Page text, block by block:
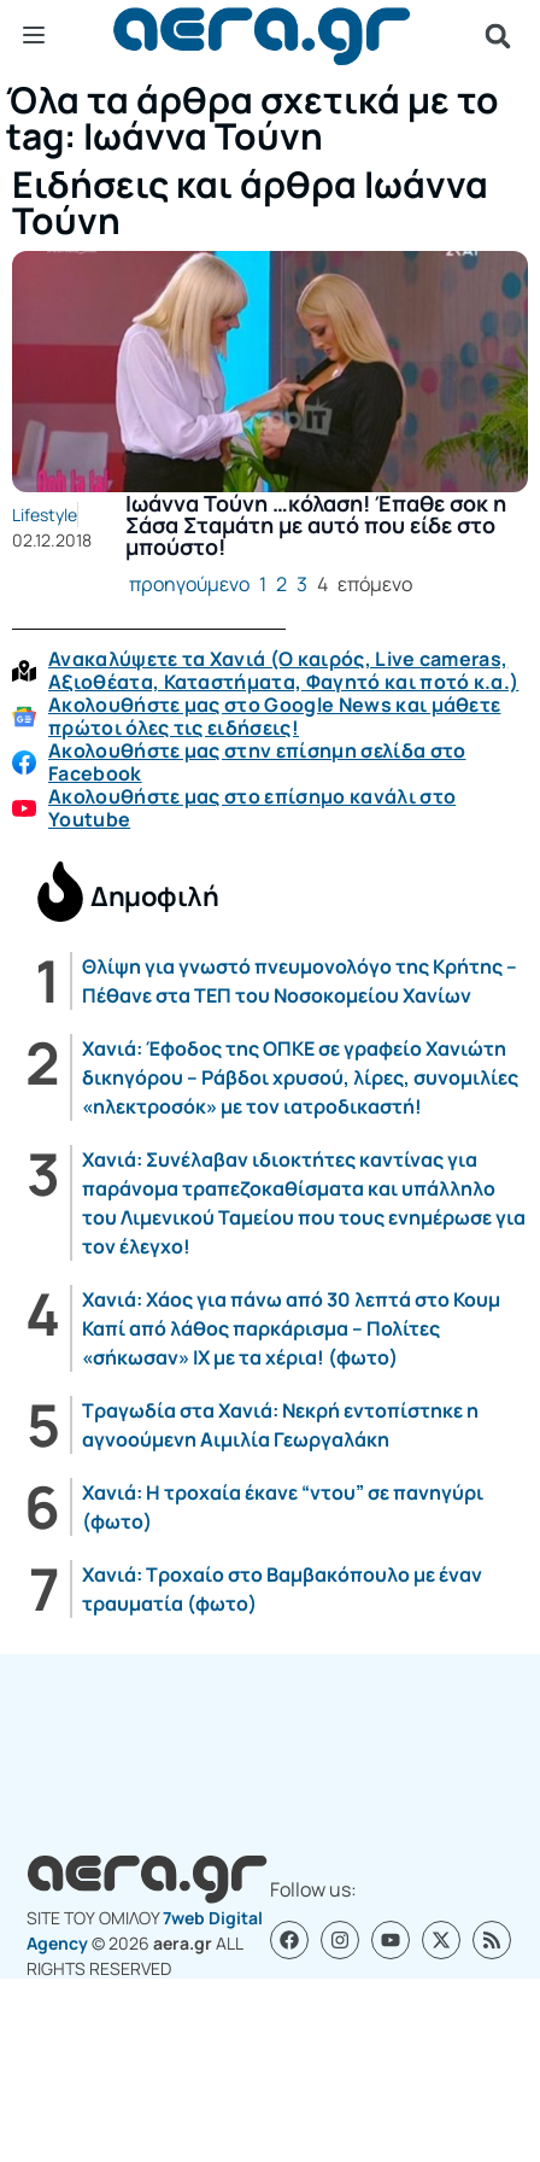
Όλα τα άρθρα σχετικά με το
tag: Ιωάννα Τούνη
Ειδήσεις και άρθρα Ιωάννα
Τούνη
Lifestyle
02.12.2018
Ιωάννα Τούνη …κόλαση! Έπαθε σοκ η
Σάσα Σταμάτη με αυτό που είδε στο
μπούστο!
προηγούμενο 1 2 3 4 επόμενο
Ανακαλύψετε τα Χανιά (O καιρός, Live cameras,
Αξιοθέατα, Καταστήματα, Φαγητό και ποτό κ.α.)
Ακολουθήστε μας στο Google News και μάθετε
πρώτοι όλες τις ειδήσεις!
Ακολουθήστε μας στην επίσημη σελίδα στο
Facebook
Ακολουθήστε μας στο επίσημο κανάλι στο
Youtube
Δημοφιλή
Θλίψη για γνωστό πνευμονολόγο της Κρήτης –
Πέθανε στα ΤΕΠ του Νοσοκομείου Χανίων
Χανιά: Έφοδος της ΟΠΚΕ σε γραφείο Χανιώτη
δικηγόρου – Ράβδοι χρυσού, λίρες, συνομιλίες
«ηλεκτροσόκ» με τον ιατροδικαστή!
Χανιά: Συνέλαβαν ιδιοκτήτες καντίνας για
παράνομα τραπεζοκαθίσματα και υπάλληλο
του Λιμενικού Ταμείου που τους ενημέρωσε για
τον έλεγχο!
Χανιά: Χάος για πάνω από 30 λεπτά στο Κουμ
Καπί από λάθος παρκάρισμα – Πολίτες
«σήκωσαν» ΙΧ με τα χέρια! (φωτο)
Τραγωδία στα Χανιά: Νεκρή εντοπίστηκε η
αγνοούμενη Αιμιλία Γεωργαλάκη
Χανιά: Η τροχαία έκανε “ντου” σε πανηγύρι
(φωτο)
Χανιά: Τροχαίο στο Βαμβακόπουλο με έναν
τραυματία (φωτο)
SITE ΤΟΥ ΟΜΙΛΟY7web Digital
Agency© 2026aera.grALL
RIGHTS RESERVED
Follow us: